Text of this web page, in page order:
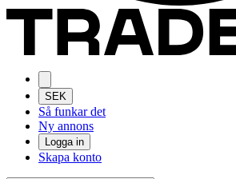
SEK
Så funkar det
Ny annons
Logga in
Skapa konto